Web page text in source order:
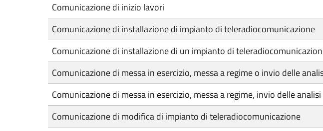
Comunicazione di inizio lavori
Comunicazione di installazione di impianto di teleradiocomunicazione
Comunicazione di installazione di un impianto di
Comunicazione di messa in esercizio, messa a regime o invio delle
Comunicazione di messa in esercizio, messa a regime, invio delle
Comunicazione di modifica di impianto di teleradiocomunicazione